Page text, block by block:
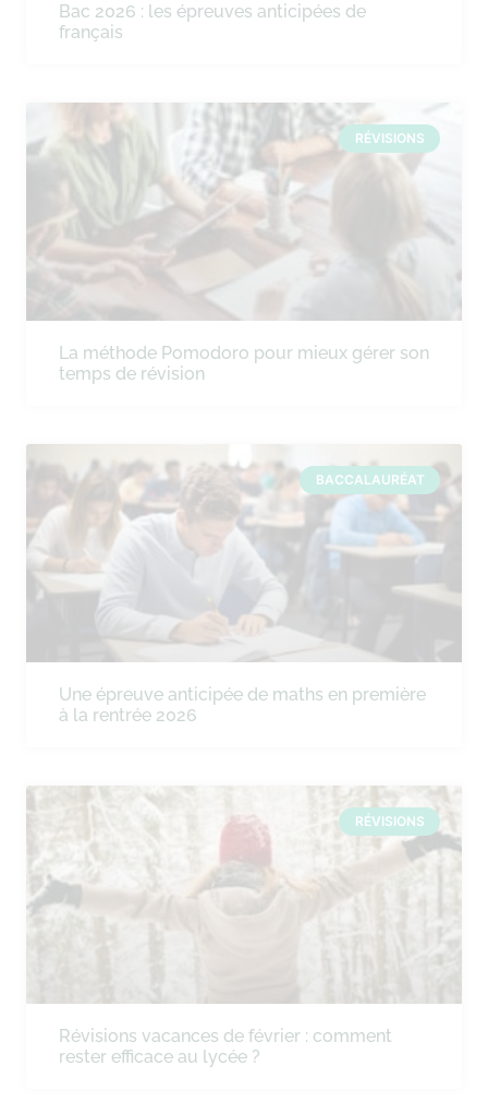
Bac 2026 : les épreuves anticipées de
français
RÉVISIONS
La méthode Pomodoro pour mieux gérer son
temps de révision
BACCALAURÉAT
Une épreuve anticipée de maths en première
à la rentrée 2026
RÉVISIONS
Révisions vacances de février : comment
rester efficace au lycée ?